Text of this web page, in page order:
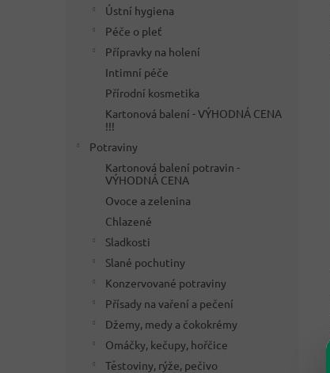
Ústní hygiena
Péče o pleť
Přípravky na holení
Intimní péče
Přírodní kosmetika
Kartonová balení - VÝHODNÁ CENA
!!!
Potraviny
Kartonová balení potravin -
VÝHODNÁ CENA
Ovoce a zelenina
Chlazené
Sladkosti
Slané pochutiny
Konzervované potraviny
Přísady na vaření a pečení
Džemy, medy a čokokrémy
Omáčky, kečupy, hořčice
Těstoviny, rýže, pečivo